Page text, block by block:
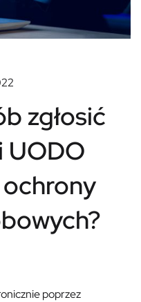
zgłosić
UODO
poprzez